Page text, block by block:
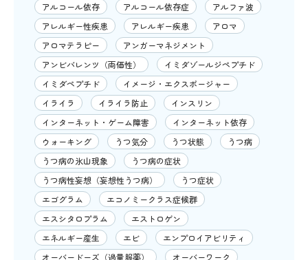
アルコール依存
アルコール依存症
アルファ波
アレルギー性疾患
アレルギー疾患
アロマ
アロマテラピー
アンガーマネジメント
アンビバレンツ（両価性）
イミダゾールジペプチド
イミダペプチド
イメージ・エクスポージャー
イライラ
イライラ防止
インスリン
インターネット・ゲーム障害
インターネット依存
ウォーキング
うつ気分 うつ状態
うつ病
うつ病の氷山現象
うつ病の症状
うつ病性妄想（妄想性うつ病）
うつ症状
エゴグラム
エコノミークラス症候群
エスシタロプラム
エストロゲン
エネルギー産生
エビ
エンプロイアビリティ
オーバードーズ（過量服薬）
オーバーワーク